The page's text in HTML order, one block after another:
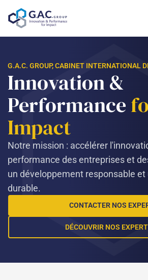
au
G.A.C. GROUP, CABINET INTERNATIONAL
Innovation &
Performance
Impact
Notre mission : accélérer
performance des entreprises et
un développement responsable et
durable.
CONTACTER NOS
DÉCOUVRIR NOS